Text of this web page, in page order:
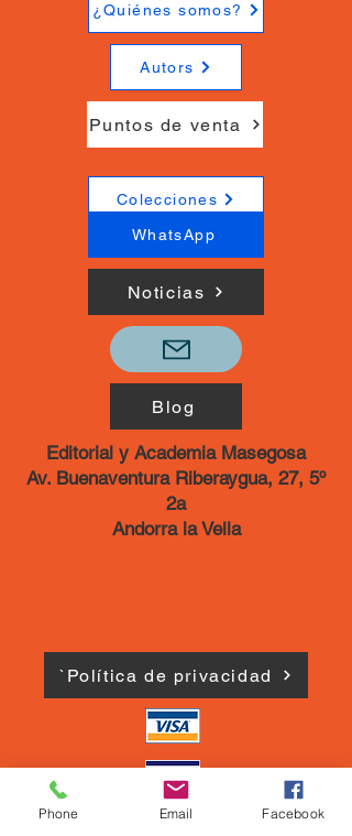
¿Quiénes somos?
Autors
Puntos de venta
Colecciones
WhatsApp
Noticias
Blog
Editorial y Academia Masegosa
Av. Buenaventura Riberaygua, 27, 5º
2a
Andorra la Vella
`Política de privacidad
Phone Email Facebook